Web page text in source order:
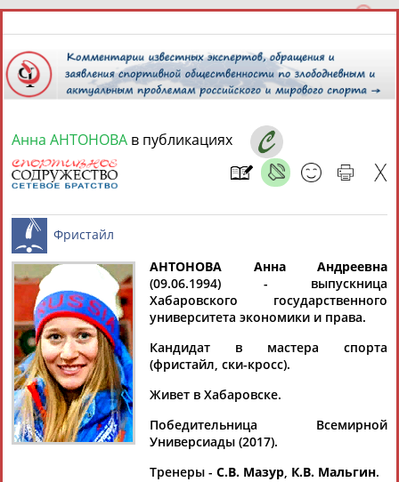
8 августа 2026 года,
СПОРТСМЕНЫ, ТРЕНЕРЫ И СПЕЦИАЛИСТЫ
Найдено: персона Расширенный поиск
Анна
АНТОНОВА
Ваш запрос: "Анна АНТОНОВА"
Анна АНТОНОВА в публикациях
Фристайл
АНТОНОВА Анна Андреевна
(09.06.1994) - выпускница
Хабаровского государственного
университета экономики и права.
Кандидат в мастера спорта
(фристайл, ски-кросс).
Живет в Хабаровске.
Победительница Всемирной
Универсиады (2017).
Тренеры - С.В. Мазур, К.В. Мальгин.